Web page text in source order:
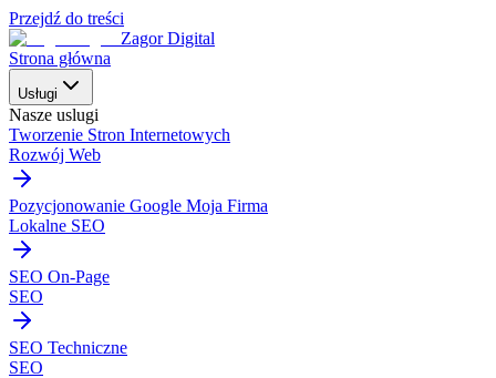
Przejdź do treści
Zagor Digital
Strona główna
Usługi
Nasze uslugi
Tworzenie Stron Internetowych
Rozwój Web
Pozycjonowanie Google Moja Firma
Lokalne SEO
SEO On-Page
SEO
SEO Techniczne
SEO